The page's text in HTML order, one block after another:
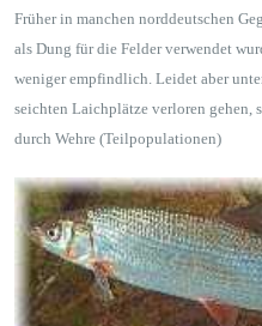
Früher in manchen norddeutschen
als Dung für die Felder verwendet
weniger empfindlich. Leidet aber
seichten Laichplätze verloren gehen,
durch Wehre (Teilpopulationen)